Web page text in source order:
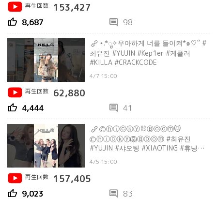
再生回数 153,427
thumb_up 8,687 comment 98
⋆.*ೃ✧우아하게 너를 들이켜*๑♡՞ #
최유진 #YUJIN #Kep1er #케플러
#KILLA #CRACKCODE
4/7 15:00
再生回数
62,880
thumb_up 4,444 comment 41
Ⓒⓗⓘⓒⓚⓨ🐰Ⓑⓞⓞⓜ🐱
Ⓒⓗⓘⓒⓚⓨ🦁Ⓑⓞⓞⓜ #최유진
#YUJIN #샤오팅 #XIAOTING #휴닝바
4/5 15:00
再生回数
157,405
thumb_up 9,023 comment 83